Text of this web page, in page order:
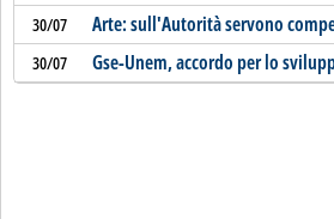
30/07 Arte: sull'Autorità servono
30/07 Gse-Unem, accordo per lo